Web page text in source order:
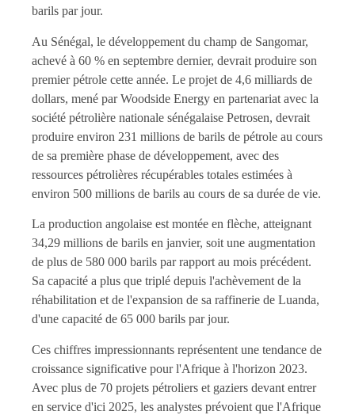
barils par jour.
Au Sénégal, le développement du champ de Sangomar,
achevé à 60 % en septembre dernier, devrait produire son
premier pétrole cette année. Le projet de 4,6 milliards de
dollars, mené par Woodside Energy en partenariat avec la
société pétrolière nationale sénégalaise Petrosen, devrait
produire environ 231 millions de barils de pétrole au cours
de sa première phase de développement, avec des
ressources pétrolières récupérables totales estimées à
environ 500 millions de barils au cours de sa durée de vie.
La production angolaise est montée en flèche, atteignant
34,29 millions de barils en janvier, soit une augmentation
de plus de 580 000 barils par rapport au mois précédent.
Sa capacité a plus que triplé depuis l'achèvement de la
réhabilitation et de l'expansion de sa raffinerie de Luanda,
d'une capacité de 65 000 barils par jour.
Ces chiffres impressionnants représentent une tendance de
croissance significative pour l'Afrique à l'horizon 2023.
Avec plus de 70 projets pétroliers et gaziers devant entrer
en service d'ici 2025, les analystes prévoient que l'Afrique